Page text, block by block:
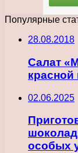
Популярные
28.08.2018
Салат
красной
02.06.2025
особых